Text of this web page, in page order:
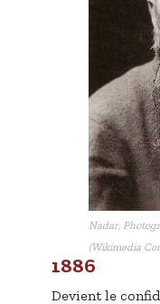
Nadar,
(Wikimedia
1886
Devient le